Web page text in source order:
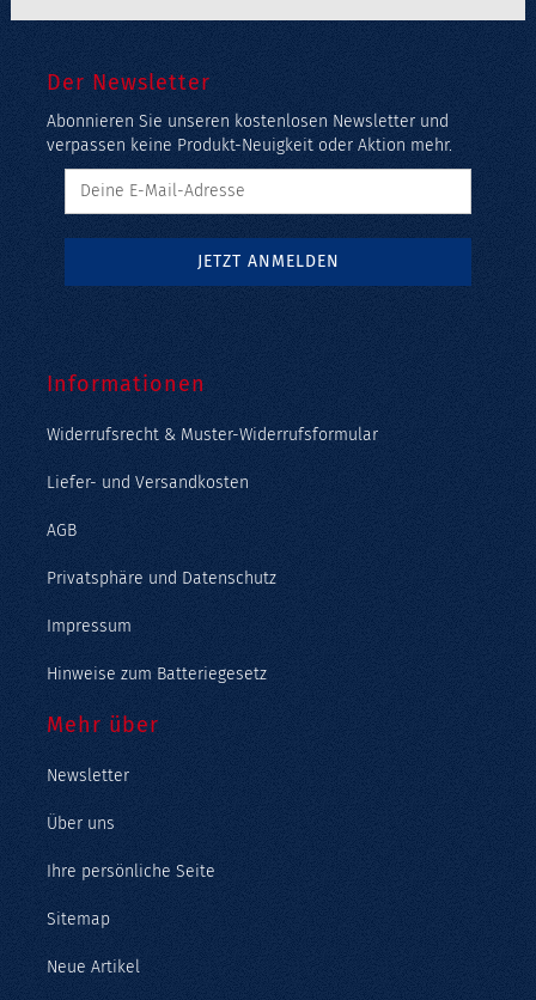
Der Newsletter
Abonnieren Sie unseren kostenlosen Newsletter und
verpassen keine Produkt-Neuigkeit oder Aktion mehr.
Informationen
Widerrufsrecht & Muster-Widerrufsformular
Liefer- und Versandkosten
AGB
Privatsphäre und Datenschutz
Impressum
Hinweise zum Batteriegesetz
Mehr über
Newsletter
Über uns
Ihre persönliche Seite
Sitemap
Neue Artikel